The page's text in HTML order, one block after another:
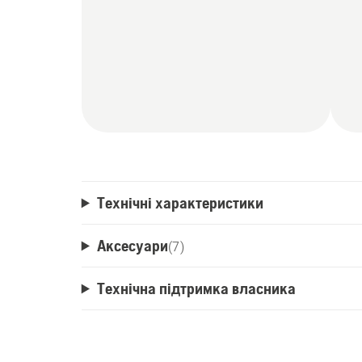
Технічні характеристики
Аксесуари(7)
Технічна підтримка власника